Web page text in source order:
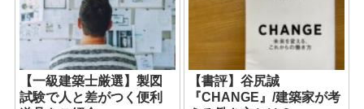
【一級建築士厳選】製図
試験で人と差がつく便利
【書評】谷尻誠
『CHANGE』/建築家が考